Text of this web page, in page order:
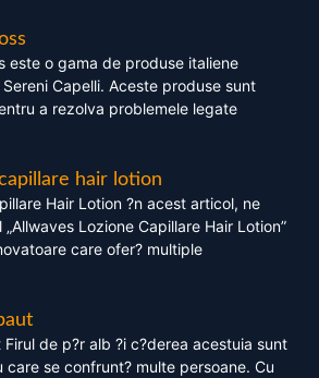
este o gama de produse italiene
Capelli. Aceste produse sunt
a rezolva problemele legate
hair lotion
Hair Lotion ?n acest articol, ne
Lozione Capillare Hair Lotion”
care ofer? multiple
de p?r alb ?i c?derea acestuia sunt
care se confrunt? multe persoane. Cu